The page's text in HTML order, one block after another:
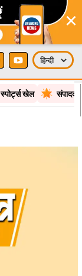
×
स्पोर्ट्स खेल